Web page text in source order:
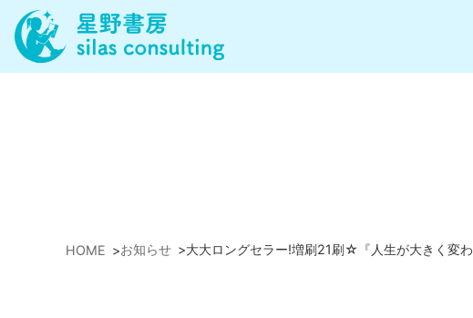
HOME >お知らせ >大大ロングセラー!増刷21刷☆『人生が大きく変